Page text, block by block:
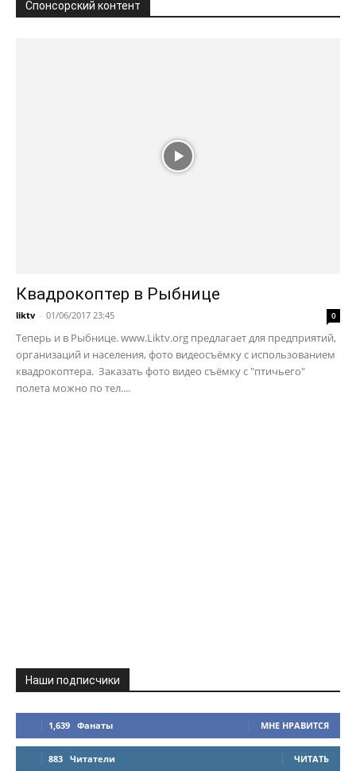
Спонсорский контент
Квадрокоптер в Рыбнице
liktv - 01/06/2017 23:45 0
Теперь и в Рыбнице. www.Liktv.org предлагает для предприятий,
организаций и населения, фото видеосъёмку с использованием
квадрокоптера. Заказать фото видео съёмку с "птичьего"
полета можно по тел....
Наши подписчики
1,639 Фанаты МНЕ НРАВИТСЯ
883 Читатели ЧИТАТЬ